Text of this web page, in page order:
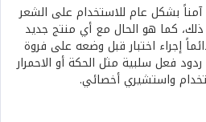
آمناً بشكل عام للاستخدام على الشعر
كما هو الحال مع أي منتج جديد
إجراء اختبار قبل وضعه على فروة
فعل سلبية مثل الحكة أو الاحمرار
واستشيري أخصائي.